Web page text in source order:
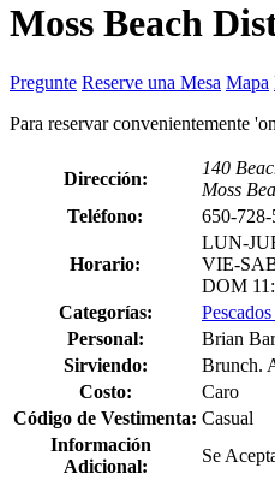
Moss Beach
Pregunte Reserve una Mesa Mapa
Para reservar convenientemente
Dirección:
140
Moss
Teléfono:
650-
Horario:
LUN-
VIE-
DOM
Categorías:
Personal:
Brian
Sirviendo:
Brunch.
Costo:
Caro
Código de Vestimenta: Casual
Información
Adicional:
Se